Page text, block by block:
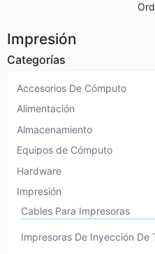
Impresión
Categorías
Accesorios De Cómputo
Alimentación
Almacenamiento
Equipos de Cómputo
Hardware
Impresión
Cables Para Impresoras
Impresoras De Inyección De